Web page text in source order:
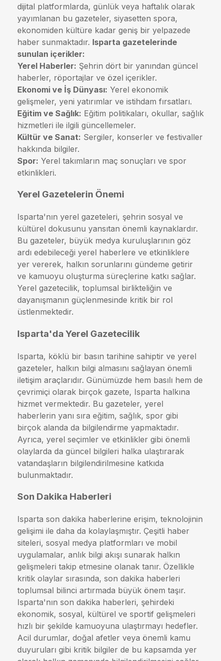
dijital platformlarda, günlük veya haftalık olarak
yayımlanan bu gazeteler, siyasetten spora,
ekonomiden kültüre kadar geniş bir yelpazede
haber sunmaktadır. Isparta gazetelerinde
sunulan içerikler:
Yerel Haberler: Şehrin dört bir yanından güncel
haberler, röportajlar ve özel içerikler.
Ekonomi ve İş Dünyası: Yerel ekonomik
gelişmeler, yeni yatırımlar ve istihdam fırsatları.
Eğitim ve Sağlık: Eğitim politikaları, okullar, sağlık
hizmetleri ile ilgili güncellemeler.
Kültür ve Sanat: Sergiler, konserler ve festivaller
hakkında bilgiler.
Spor: Yerel takımların maç sonuçları ve spor
etkinlikleri.
Yerel Gazetelerin Önemi
Isparta'nın yerel gazeteleri, şehrin sosyal ve
kültürel dokusunu yansıtan önemli kaynaklardır.
Bu gazeteler, büyük medya kuruluşlarının göz
ardı edebileceği yerel haberlere ve etkinliklere
yer vererek, halkın sorunlarını gündeme getirir
ve kamuoyu oluşturma süreçlerine katkı sağlar.
Yerel gazetecilik, toplumsal birlikteliğin ve
dayanışmanın güçlenmesinde kritik bir rol
üstlenmektedir.
Isparta'da Yerel Gazetecilik
Isparta, köklü bir basın tarihine sahiptir ve yerel
gazeteler, halkın bilgi almasını sağlayan önemli
iletişim araçlarıdır. Günümüzde hem basılı hem de
çevrimiçi olarak birçok gazete, Isparta halkına
hizmet vermektedir. Bu gazeteler, yerel
haberlerin yanı sıra eğitim, sağlık, spor gibi
birçok alanda da bilgilendirme yapmaktadır.
Ayrıca, yerel seçimler ve etkinlikler gibi önemli
olaylarda da güncel bilgileri halka ulaştırarak
vatandaşların bilgilendirilmesine katkıda
bulunmaktadır.
Son Dakika Haberleri
Isparta son dakika haberlerine erişim, teknolojinin
gelişimi ile daha da kolaylaşmıştır. Çeşitli haber
siteleri, sosyal medya platformları ve mobil
uygulamalar, anlık bilgi akışı sunarak halkın
gelişmeleri takip etmesine olanak tanır. Özellikle
kritik olaylar sırasında, son dakika haberleri
toplumsal bilinci artırmada büyük önem taşır.
Isparta'nın son dakika haberleri, şehirdeki
ekonomik, sosyal, kültürel ve sportif gelişmeleri
hızlı bir şekilde kamuoyuna ulaştırmayı hedefler.
Acil durumlar, doğal afetler veya önemli kamu
duyuruları gibi kritik bilgiler de bu kapsamda yer